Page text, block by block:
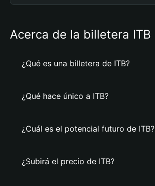
Acerca de la billetera ITB
¿Qué es una billetera de ITB?
¿Qué hace único a ITB?
¿Cuál es el potencial futuro de ITB?
¿Subirá el precio de ITB?